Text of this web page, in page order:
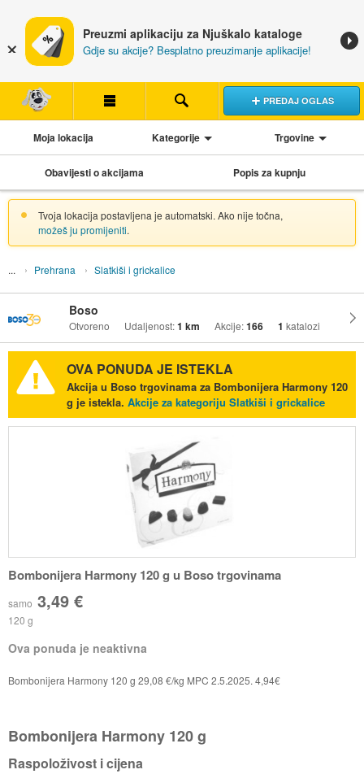
Preuzmi aplikaciju za Njuškalo kataloge
Gdje su akcije? Besplatno preuzimanje aplikacije!
PREDAJ OGLAS
Moja lokacija Kategorije Trgovine
Obavijesti o akcijama Popis za kupnju
Tvoja lokacija postavljena je automatski. Ako nije točna,
možeš ju promijeniti.
Prehrana Slatkiši i grickalice
Boso
Otvoreno Udaljenost:1 km Akcije:166 1 katalozi
OVA PONUDA JE ISTEKLA
Akcija u Boso trgovinama za Bombonijera Harmony 120
g je istekla. Akcije za kategoriju Slatkiši i grickalice
Bombonijera Harmony 120 g u Boso trgovinama
samo 3,49 €
120 g
Ova ponuda je neaktivna
Bombonijera Harmony 120 g 29,08 €/kg MPC 2.5.2025. 4,94€
Bombonijera Harmony 120 g
Raspoloživost i cijena